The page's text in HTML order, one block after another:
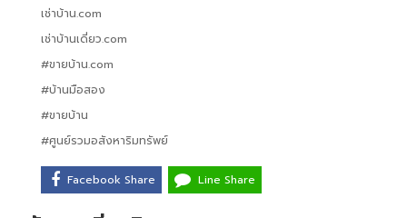
เช่าบ้าน.com
เช่าบ้านเดี่ยว.com
#ขายบ้าน.com
#บ้านมือสอง
#ขายบ้าน
#ศูนย์รวมอสังหาริมทรัพย์
Facebook Share Line Share